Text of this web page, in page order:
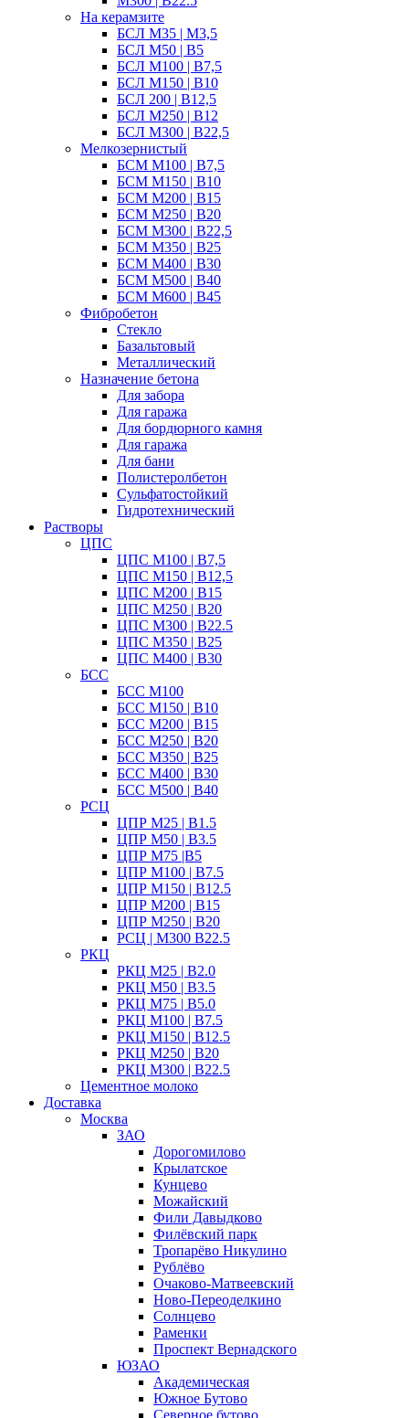
На керамзите
БСЛ M35 | М3,5
БСЛ M50 | B5
БСЛ M100 | B7,5
БСЛ M150 | B10
БСЛ 200 | B12,5
БСЛ М250 | B12
БСЛ M300 | B22,5
Мелкозернистый
БСМ М100 | B7,5
БСМ M150 | B10
БСМ М200 | B15
БСМ М250 | B20
БСМ M300 | B22,5
БСМ M350 | B25
БСМ М400 | B30
БСМ M500 | B40
БСМ M600 | B45
Фибробетон
Стекло
Базальтовый
Металлический
Назначение бетона
Для забора
Для гаража
Для бордюрного камня
Для гаража
Для бани
Полистеролбетон
Сульфатостойкий
Гидротехнический
Растворы
ЦПС
ЦПС М100 | B7,5
ЦПС М150 | B12,5
ЦПС М200 | B15
ЦПС М250 | B20
ЦПС М300 | B22.5
ЦПС М350 | B25
ЦПС М400 | B30
БСС
БСС М100
БСС М150 | B10
БСС М200 | B15
БСС М250 | B20
БСС М350 | B25
БСС М400 | B30
БСС М500 | B40
РСЦ
ЦПР М25 | B1.5
ЦПР М50 | B3.5
ЦПР М75 |B5
ЦПР М100 | B7.5
ЦПР М150 | B12.5
ЦПР М200 | B15
ЦПР М250 | B20
РСЦ | М300 B22.5
РКЦ
РКЦ М25 | B2.0
РКЦ М50 | B3.5
РКЦ М75 | B5.0
РКЦ М100 | B7.5
РКЦ М150 | B12.5
РКЦ М250 | B20
РКЦ М300 | B22.5
Цементное молоко
Доставка
Москва
ЗАО
Дорогомилово
Крылатское
Кунцево
Можайский
Фили Давыдково
Филёвский парк
Тропарёво Никулино
Рублёво
Очаково-Матвеевский
Ново-Переоделкино
Солнцево
Раменки
Проспект Вернадского
ЮЗАО
Академическая
Южное Бутово
Северное бутово